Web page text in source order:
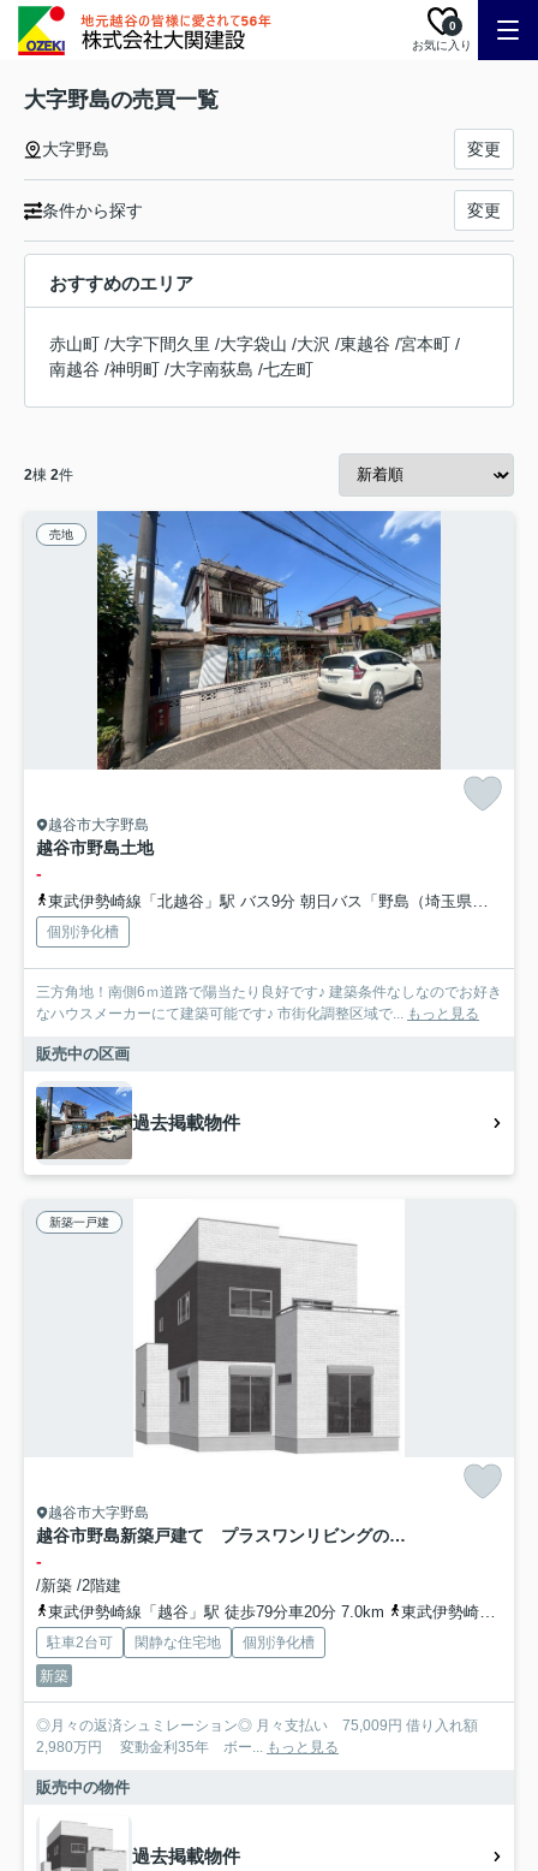
お気に入り
0
大字野島の売買一覧
大字野島 変更
条件から探す 変更
おすすめのエリア
赤山町 /大字下間久里 /大字袋山 /大沢 /東越谷 /宮本町 /
南越谷 /神明町 /大字南荻島 /七左町
2棟 2件
売地
越谷市大字野島
越谷市野島土地
-
東武伊勢崎線「北越谷」駅 バス9分 朝日バス「野島（埼玉県）」 停歩8分
個別浄化槽
三方角地！南側6ｍ道路で陽当たり良好です♪ 建築条件なしなのでお好き
なハウスメーカーにて建築可能です♪ 市街化調整区域で... もっと見る
販売中の区画
過去掲載物件
新築一戸建
越谷市大字野島
越谷市野島新築戸建て プラスワンリビングのある家
-
/新築 /2階建
東武伊勢崎線「越谷」駅 徒歩79分車20分 7.0km
東武伊勢崎線「せんげん台」駅 徒歩43分車9分 3.4km
駐車2台可 閑静な住宅地
個別浄化槽
新築
◎月々の返済シュミレーション◎ 月々支払い 75,009円 借り入れ額
2,980万円 変動金利35年 ボー... もっと見る
販売中の物件
過去掲載物件